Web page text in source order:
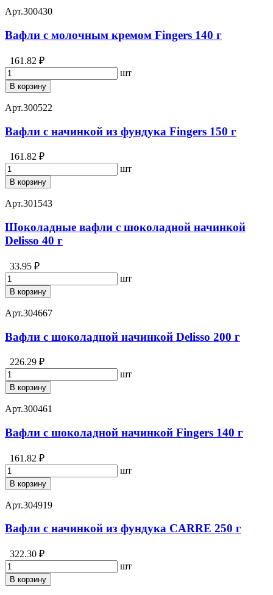
Арт.300430
Вафли с молочным кремом Fingers 140 г
161.82 ₽
шт
В корзину
Арт.300522
Вафли с начинкой из фундука Fingers 150 г
161.82 ₽
шт
В корзину
Арт.301543
Шоколадные вафли с шоколадной начинкой
Delisso 40 г
33.95 ₽
шт
В корзину
Арт.304667
Вафли с шоколадной начинкой Delisso 200 г
226.29 ₽
шт
В корзину
Арт.300461
Вафли c шоколадной начинкой Fingers 140 г
161.82 ₽
шт
В корзину
Арт.304919
Вафли с начинкой из фундука CARRE 250 г
322.30 ₽
шт
В корзину